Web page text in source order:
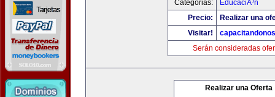
Categorias:
EducaciÃ³n
Precio:
Realizar una
Visitar!
Serán consideradas
Realizar una Oferta